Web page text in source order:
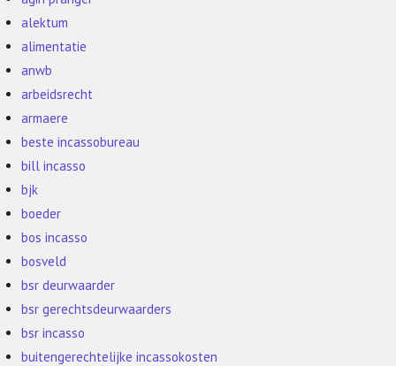
alektum
alimentatie
anwb
arbeidsrecht
armaere
beste incassobureau
bill incasso
bjk
boeder
bos incasso
bosveld
bsr deurwaarder
bsr gerechtsdeurwaarders
bsr incasso
buitengerechtelijke incassokosten